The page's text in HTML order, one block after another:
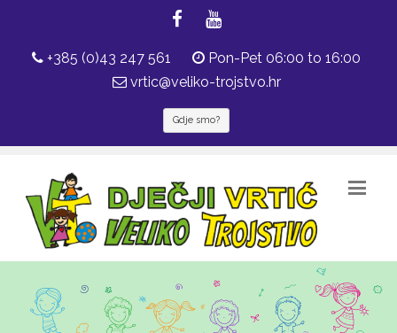
+385 (0)43 247 561
Pon-Pet 06:00 to 16:00
vrtic@veliko-trojstvo.hr
Gdje smo?